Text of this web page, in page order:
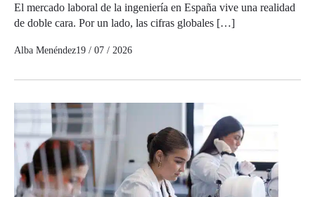
El mercado laboral de la ingeniería en España vive una realidad
de doble cara. Por un lado, las cifras globales […]
Alba Menéndez19 / 07 / 2026